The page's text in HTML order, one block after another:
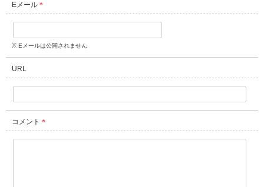
Eメール ＊
※ Eメールは公開されません
URL
コメント ＊